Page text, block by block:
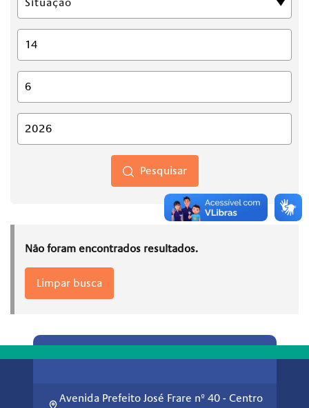
Pesquisar
Não foram encontrados resultados.
Limpar busca
Avenida Prefeito José Frare nº 40 - Centro